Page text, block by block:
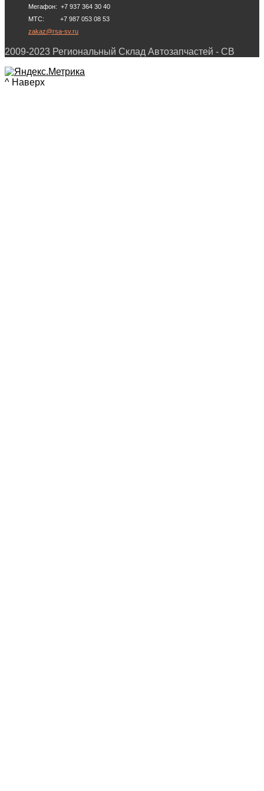
Мегафон: +7 937 364 30 40
МТС: +7 987 053 08 53
zakaz@rsa-sv.ru
2009-2023 Региональный Склад Автозапчастей - СВ
^ Наверх